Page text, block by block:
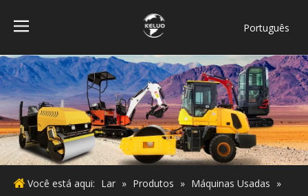
Português
Bahasa
indonesia
Türk dili
ไทย
Italiano
Deutsch
Español
Você está aqui: Lar » Produtos » Máquinas Usadas »